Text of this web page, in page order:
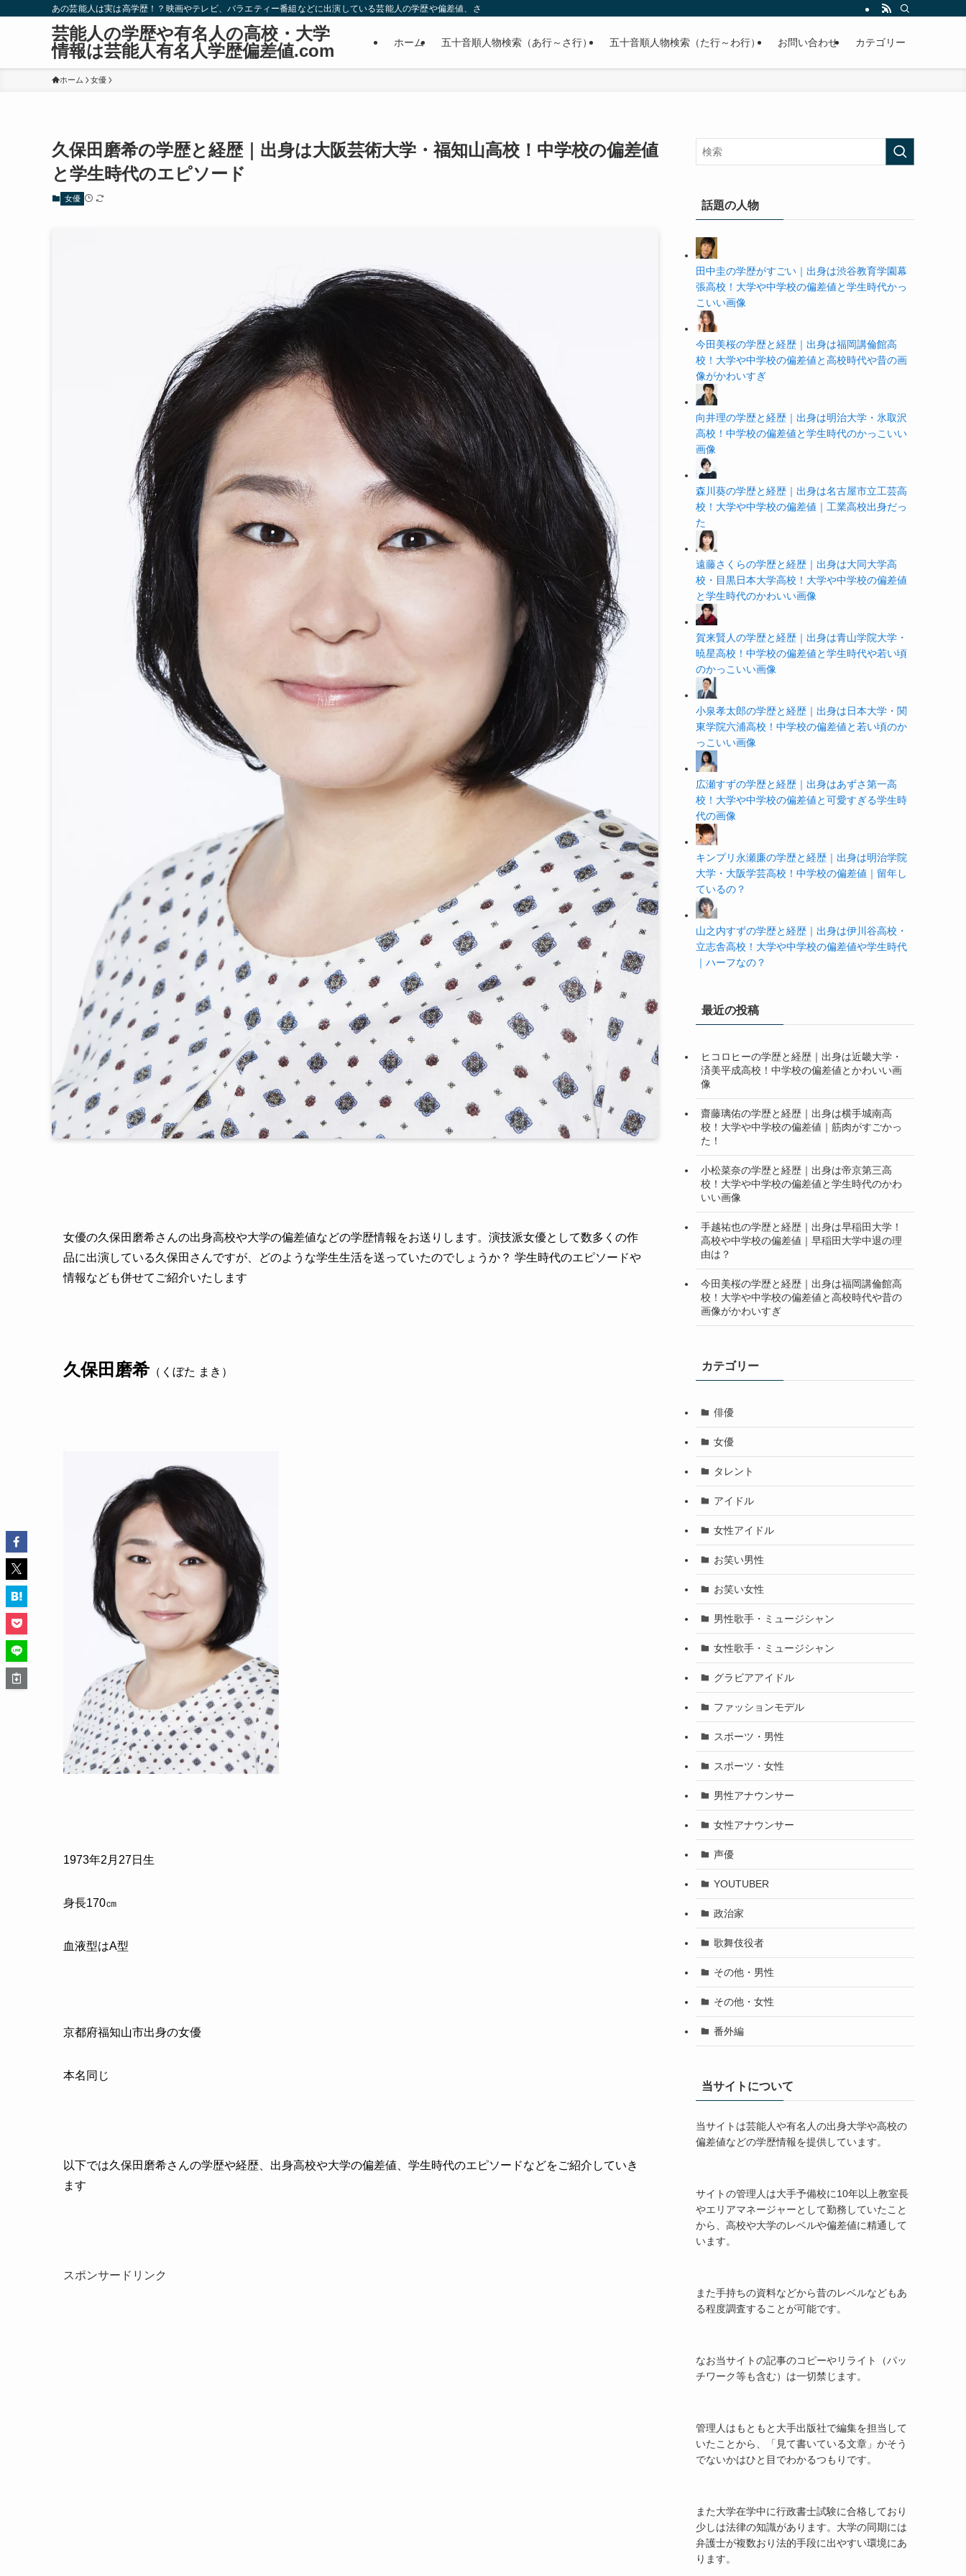
あの芸能人は実は高学歴！？映画やテレビ、バラエティー番組などに出演している芸能人の学歴や偏差値、さらに政治家やスポーツ選手などの有名人の学歴や高校・大学の偏差値まで紹介していきます。
芸能人の学歴や有名人の高校・大学
情報は芸能人有名人学歴偏差値.com
ホーム 五十音順人物検索（あ行～さ行） 五十音順人物検索（た行～わ行） お問い合わせ カテゴリー
ホーム 女優
久保田磨希の学歴と経歴｜出身は大阪芸術大学・福知山高校！中学校の偏差値
と学生時代のエピソード
女優
女優の久保田磨希さんの出身高校や大学の偏差値などの学歴情報をお送りします。演技派女優として数多くの作
品に出演している久保田さんですが、どのような学生生活を送っていたのでしょうか？ 学生時代のエピソードや
情報なども併せてご紹介いたします
久保田磨希 （くぼた まき）
1973年2月 27日生
身長170㎝
血液型はA型
京都府福知山市出身の女優
本名同じ
以下では久保田磨希さんの学歴や経歴、出身高校や大学の偏差値、学生時代のエピソードなどをご紹介していき
ます
スポンサードリンク
話題の人物
田中圭の学歴がすごい｜出身は渋谷教育学園幕
張高校！大学や中学校の偏差値と学生時代かっ
こいい画像
今田美桜の学歴と経歴｜出身は福岡講倫館高
校！大学や中学校の偏差値と高校時代や昔の画
像がかわいすぎ
向井理の学歴と経歴｜出身は明治大学・氷取沢
高校！中学校の偏差値と学生時代のかっこいい
画像
森川葵の学歴と経歴｜出身は名古屋市立工芸高
校！大学や中学校の偏差値｜工業高校出身だっ
た
遠藤さくらの学歴と経歴｜出身は大同大学高
校・目黒日本大学高校！大学や中学校の偏差値
と学生時代のかわいい画像
賀来賢人の学歴と経歴｜出身は青山学院大学・
暁星高校！中学校の偏差値と学生時代や若い頃
のかっこいい画像
小泉孝太郎の学歴と経歴｜出身は日本大学・関
東学院六浦高校！中学校の偏差値と若い頃のか
っこいい画像
広瀬すずの学歴と経歴｜出身はあずさ第一高
校！大学や中学校の偏差値と可愛すぎる学生時
代の画像
キンプリ永瀬廉の学歴と経歴｜出身は明治学院
大学・大阪学芸高校！中学校の偏差値｜留年し
ているの？
山之内すずの学歴と経歴｜出身は伊川谷高校・
立志舎高校！大学や中学校の偏差値や学生時代
｜ハーフなの？
最近の投稿
ヒコロヒーの学歴と経歴｜出身は近畿大学・
済美平成高校！中学校の偏差値とかわいい画
像
齋藤璃佑の学歴と経歴｜出身は横手城南高
校！大学や中学校の偏差値｜筋肉がすごかっ
た！
小松菜奈の学歴と経歴｜出身は帝京第三高
校！大学や中学校の偏差値と学生時代のかわ
いい画像
手越祐也の学歴と経歴｜出身は早稲田大学！
高校や中学校の偏差値｜早稲田大学中退の理
由は？
今田美桜の学歴と経歴｜出身は福岡講倫館高
校！大学や中学校の偏差値と高校時代や昔の
画像がかわいすぎ
カテゴリー
俳優
女優
タレント
アイドル
女性アイドル
お笑い男性
お笑い女性
男性歌手・ミュージシャン
女性歌手・ミュージシャン
グラビアアイドル
ファッションモデル
スポーツ・男性
スポーツ・女性
男性アナウンサー
女性アナウンサー
声優
YOUTUBER
政治家
歌舞伎役者
その他・男性
その他・女性
番外編
当サイトについて
当サイトは芸能人や有名人の出身大学や高校の
偏差値などの学歴情報を提供しています。
サイトの管理人は大手予備校に10年以上教室長
やエリアマネージャーとして勤務していたこと
から、高校や大学のレベルや偏差値に精通して
います。
また手持ちの資料などから昔のレベルなどもあ
る程度調査することが可能です。
なお当サイトの記事のコピーやリライト（パッ
チワーク等も含む）は一切禁じます。
管理人はもともと大手出版社で編集を担当して
いたことから、「見て書いている文章」かそう
でないかはひと目でわかるつもりです。
また大学在学中に行政書士試験に合格しており
少しは法律の知識があります。大学の同期には
弁護士が複数おり法的手段に出やすい環境にあ
ります。